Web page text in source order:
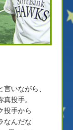
いながら、
投手。
投手から
なんだな